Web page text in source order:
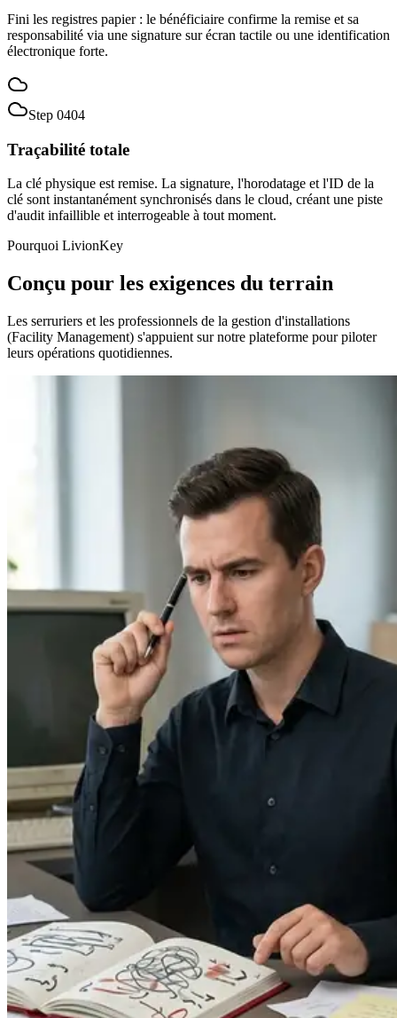
Fini les registres papier : le bénéficiaire confirme la remise et sa
responsabilité via une signature sur écran tactile ou une identification
électronique forte.
Step 0404
Traçabilité totale
La clé physique est remise. La signature, l'horodatage et l'ID de la
clé sont instantanément synchronisés dans le cloud, créant une piste
d'audit infaillible et interrogeable à tout moment.
Pourquoi LivionKey
Conçu pour les exigences du terrain
Les serruriers et les professionnels de la gestion d'installations
(Facility Management) s'appuient sur notre plateforme pour piloter
leurs opérations quotidiennes.